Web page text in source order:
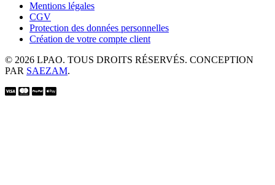
Mentions légales
CGV
Protection des données personnelles
Création de votre compte client
© 2026 LPAO. TOUS DROITS RÉSERVÉS. CONCEPTION
PAR SAEZAM.